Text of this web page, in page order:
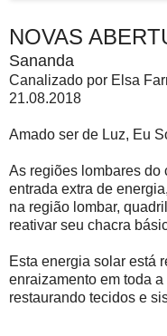
NOVAS
Sananda
Canalizado por Elsa
21.08.2018
Amado ser de Luz, Eu
As regiões lombares do
entrada extra de
na região lombar,
reativar seu chacra
Esta energia solar está
enraizamento em toda
restaurando tecidos e